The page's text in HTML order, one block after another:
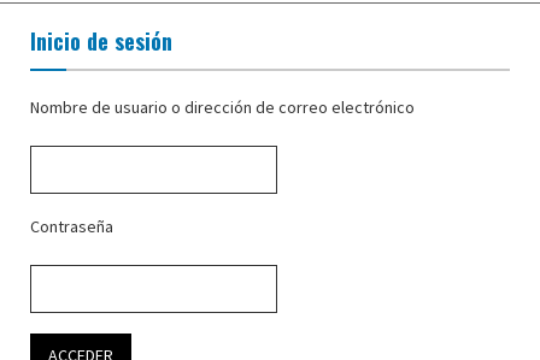
Inicio de sesión
Nombre de usuario o dirección de correo electrónico
Contraseña